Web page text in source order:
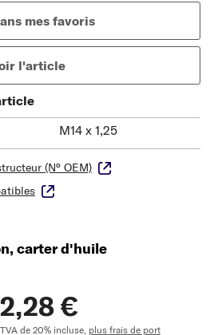
mes favoris
l'article
M14 x 1,25
(N° OEM)
carter d'huile
2,28 €
TVA de 20% incluse, plus frais de port